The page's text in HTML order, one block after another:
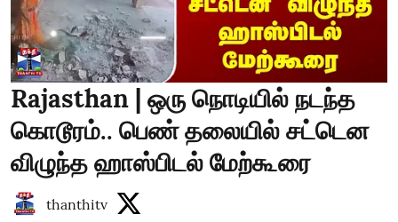
Rajasthan | ஒரு நொடியில் நடந்த
கொடூரம்.. பெண் தலையில் சட்டென
விழுந்த ஹாஸ்பிடல் மேற்கூரை
thanthitv